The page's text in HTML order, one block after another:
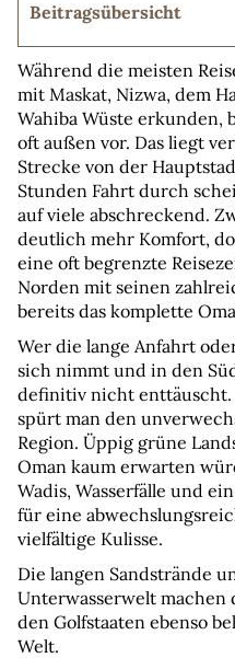
Während die meisten
mit Maskat, Nizwa, dem
Wahiba Wüste erkunden,
oft außen vor. Das liegt
Strecke von der
Stunden Fahrt durch
auf viele abschreckend.
deutlich mehr Komfort,
eine oft begrenzte
Norden mit seinen
bereits das komplette
Wer die lange Anfahrt
sich nimmt und in den
definitiv nicht
spürt man den
Region. Üppig grüne
Oman kaum erwarten
Wadis, Wasserfälle und
für eine
vielfältige Kulisse.
Die langen Sandstrände
Unterwasserwelt machen
den Golfstaaten ebenso
Welt.
Beitragsübersicht